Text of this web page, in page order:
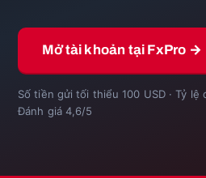
Mở tài khoản tại FxPro →
Số tiền gửi tối thiểu 100 USD · Tỷ lệ
Đánh giá 4,6/5